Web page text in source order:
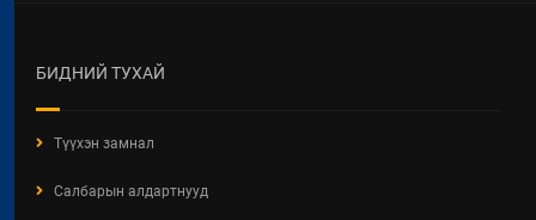
БИДНИЙ ТУХАЙ
Түүхэн замнал
Салбарын алдартнууд